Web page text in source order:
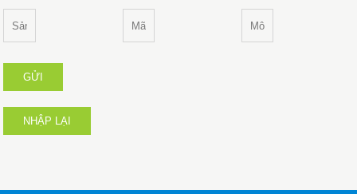
GỬI
NHẬP LẠI